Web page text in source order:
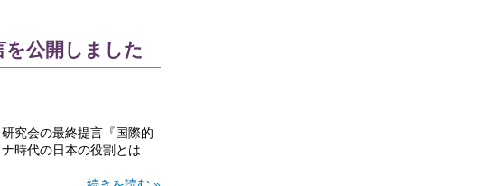
公開しました
究会の最終提言『国際的
時代の日本の役割とは